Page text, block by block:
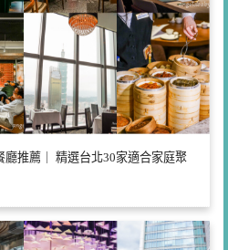
推薦｜ 精選台北30家適合家庭聚